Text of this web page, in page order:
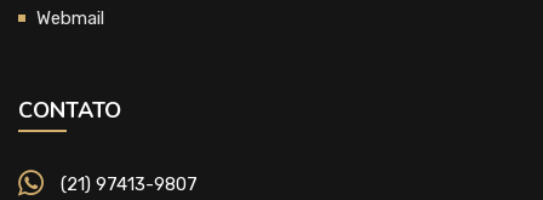
Webmail
CONTATO
(21) 97413-9807